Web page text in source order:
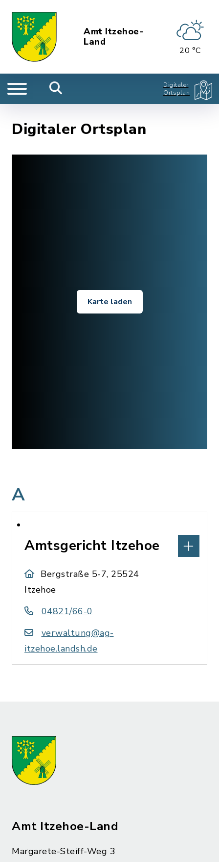
Amt Itzehoe-
Land
20 °C
Digitaler
Ortsplan
Digitaler Ortsplan
Karte laden
A
Amtsgericht Itzehoe
Bergstraße 5-7, 25524
Itzehoe
04821/66-0
verwaltung@ag-
itzehoe.landsh.de
Amt Itzehoe-Land
Margarete-Steiff-Weg 3